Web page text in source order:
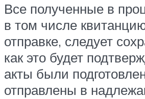
Все полученные в
в том числе
отправке, следует
как это будет
акты были
отправлены в